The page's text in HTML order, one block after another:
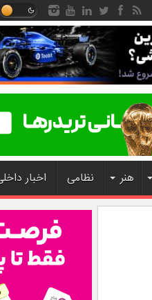
هنر نظامی اخبار